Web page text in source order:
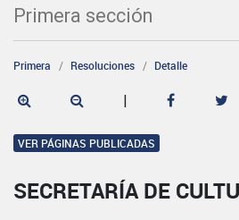
Primera sección
Primera Resoluciones Detalle
|
VER PÁGINAS PUBLICADAS
SECRETARÍA DE